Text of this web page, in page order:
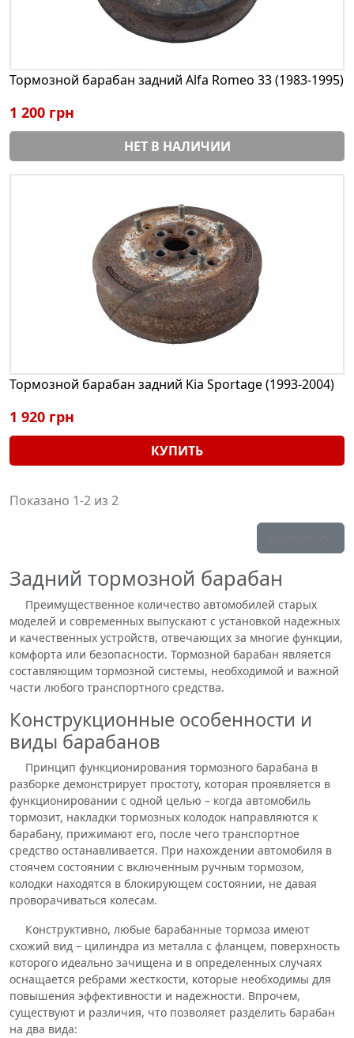
Тормозной барабан задний Alfa Romeo 33 (1983-1995)
1 200 грн
НЕТ В НАЛИЧИИ
Тормозной барабан задний Kia Sportage (1993-2004)
1 920 грн
КУПИТЬ
Показано 1-2 из 2
Задний тормозной барабан
Преимущественное количество автомобилей старых
моделей и современных выпускают с установкой надежных
и качественных устройств, отвечающих за многие функции,
комфорта или безопасности. Тормозной барабан является
составляющим тормозной системы, необходимой и важной
части любого транспортного средства.
Конструкционные особенности и
виды барабанов
Принцип функционирования тормозного барабана в
разборке демонстрирует простоту, которая проявляется в
функционировании с одной целью – когда автомобиль
тормозит, накладки тормозных колодок направляются к
барабану, прижимают его, после чего транспортное
средство останавливается. При нахождении автомобиля в
стоячем состоянии с включенным ручным тормозом,
колодки находятся в блокирующем состоянии, не давая
проворачиваться колесам.
Конструктивно, любые барабанные тормоза имеют
схожий вид – цилиндра из металла с фланцем, поверхность
которого идеально зачищена и в определенных случаях
оснащается ребрами жесткости, которые необходимы для
повышения эффективности и надежности. Впрочем,
существуют и различия, что позволяет разделить барабан
на два вида: